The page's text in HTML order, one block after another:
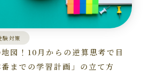
験対策
図！10月からの逆算思考で目
までの学習計画」の立て方